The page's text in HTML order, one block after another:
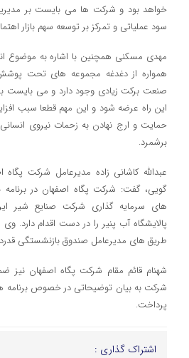
خواهد بود و شرکت ها می بایست بر
سود عملیاتی و تمرکز بر توسعه سهم بازار
مهدی مسکنی همچنین با اشاره به موضوع
همواره از دغدغه مجموعه های تحت
صنعت برکت زیادی وجود دارد و می بایست
این راه عرضه شود و این مهم قطعا سبب
حمایت و ارج نهادن به زحمات نیروی
برشمرد.
عبدالله کاشانی زاده مدیرعامل شرکت
گویی، گفت: شرکت پگاه اصفهان در برنامه
های سرمایه گذاری شرکت صنایع شیر
پالایشگاه آب پنیر را در دست اقدام دارد.
طریق های مدیرعامل صندوق بازنشستگی
شرکت به بیان توضیحاتی در خصوص
پرداخت.
اشتراک گذاری :